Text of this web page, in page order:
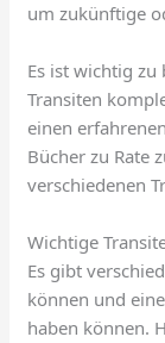
um zukünftige
Es ist wichtig
Transiten
einen
Bücher zu Rate
verschiedenen
Wichtige
Es gibt
können und
haben können.